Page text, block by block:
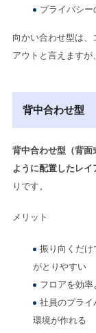
プライバシ
向かい合わせ型は
アウトと言えますが
背中合わせ型
背中合わせ型（背面
ように配置したレイ
りです。
メリット
振り向くだけ
がとりやすい
フロアを効
社員のプラ
環境が作れる